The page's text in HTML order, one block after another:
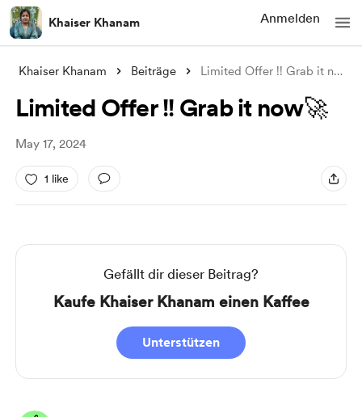
Khaiser Khanam Anmelden
Khaiser Khanam Beiträge Limited Offer !! Grab it now🚀
Limited Offer !! Grab it now🚀
May 17, 2024
1 like
Gefällt dir dieser Beitrag?
Kaufe Khaiser Khanam einen Kaffee
Unterstützen